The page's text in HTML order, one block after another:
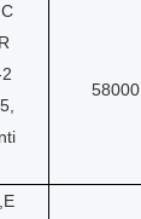
58000